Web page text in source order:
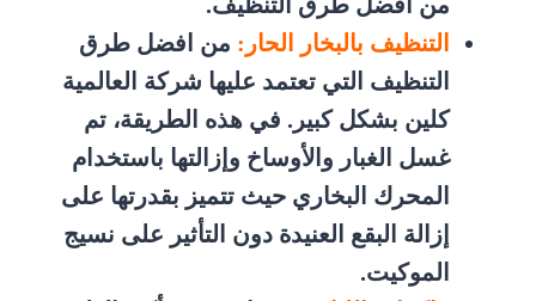
التنظيف بالبخار الحار: من افضل طرق
التنظيف التي تعتمد عليها شركة العالمية
كلين بشكل كبير. في هذه الطريقة، تم
غسل الغبار والأوساخ وإزالتها باستخدام
المحرك البخاري حيث تتميز بقدرتها على
إزالة البقع العنيدة دون التأثير على نسيج
الموكيت.